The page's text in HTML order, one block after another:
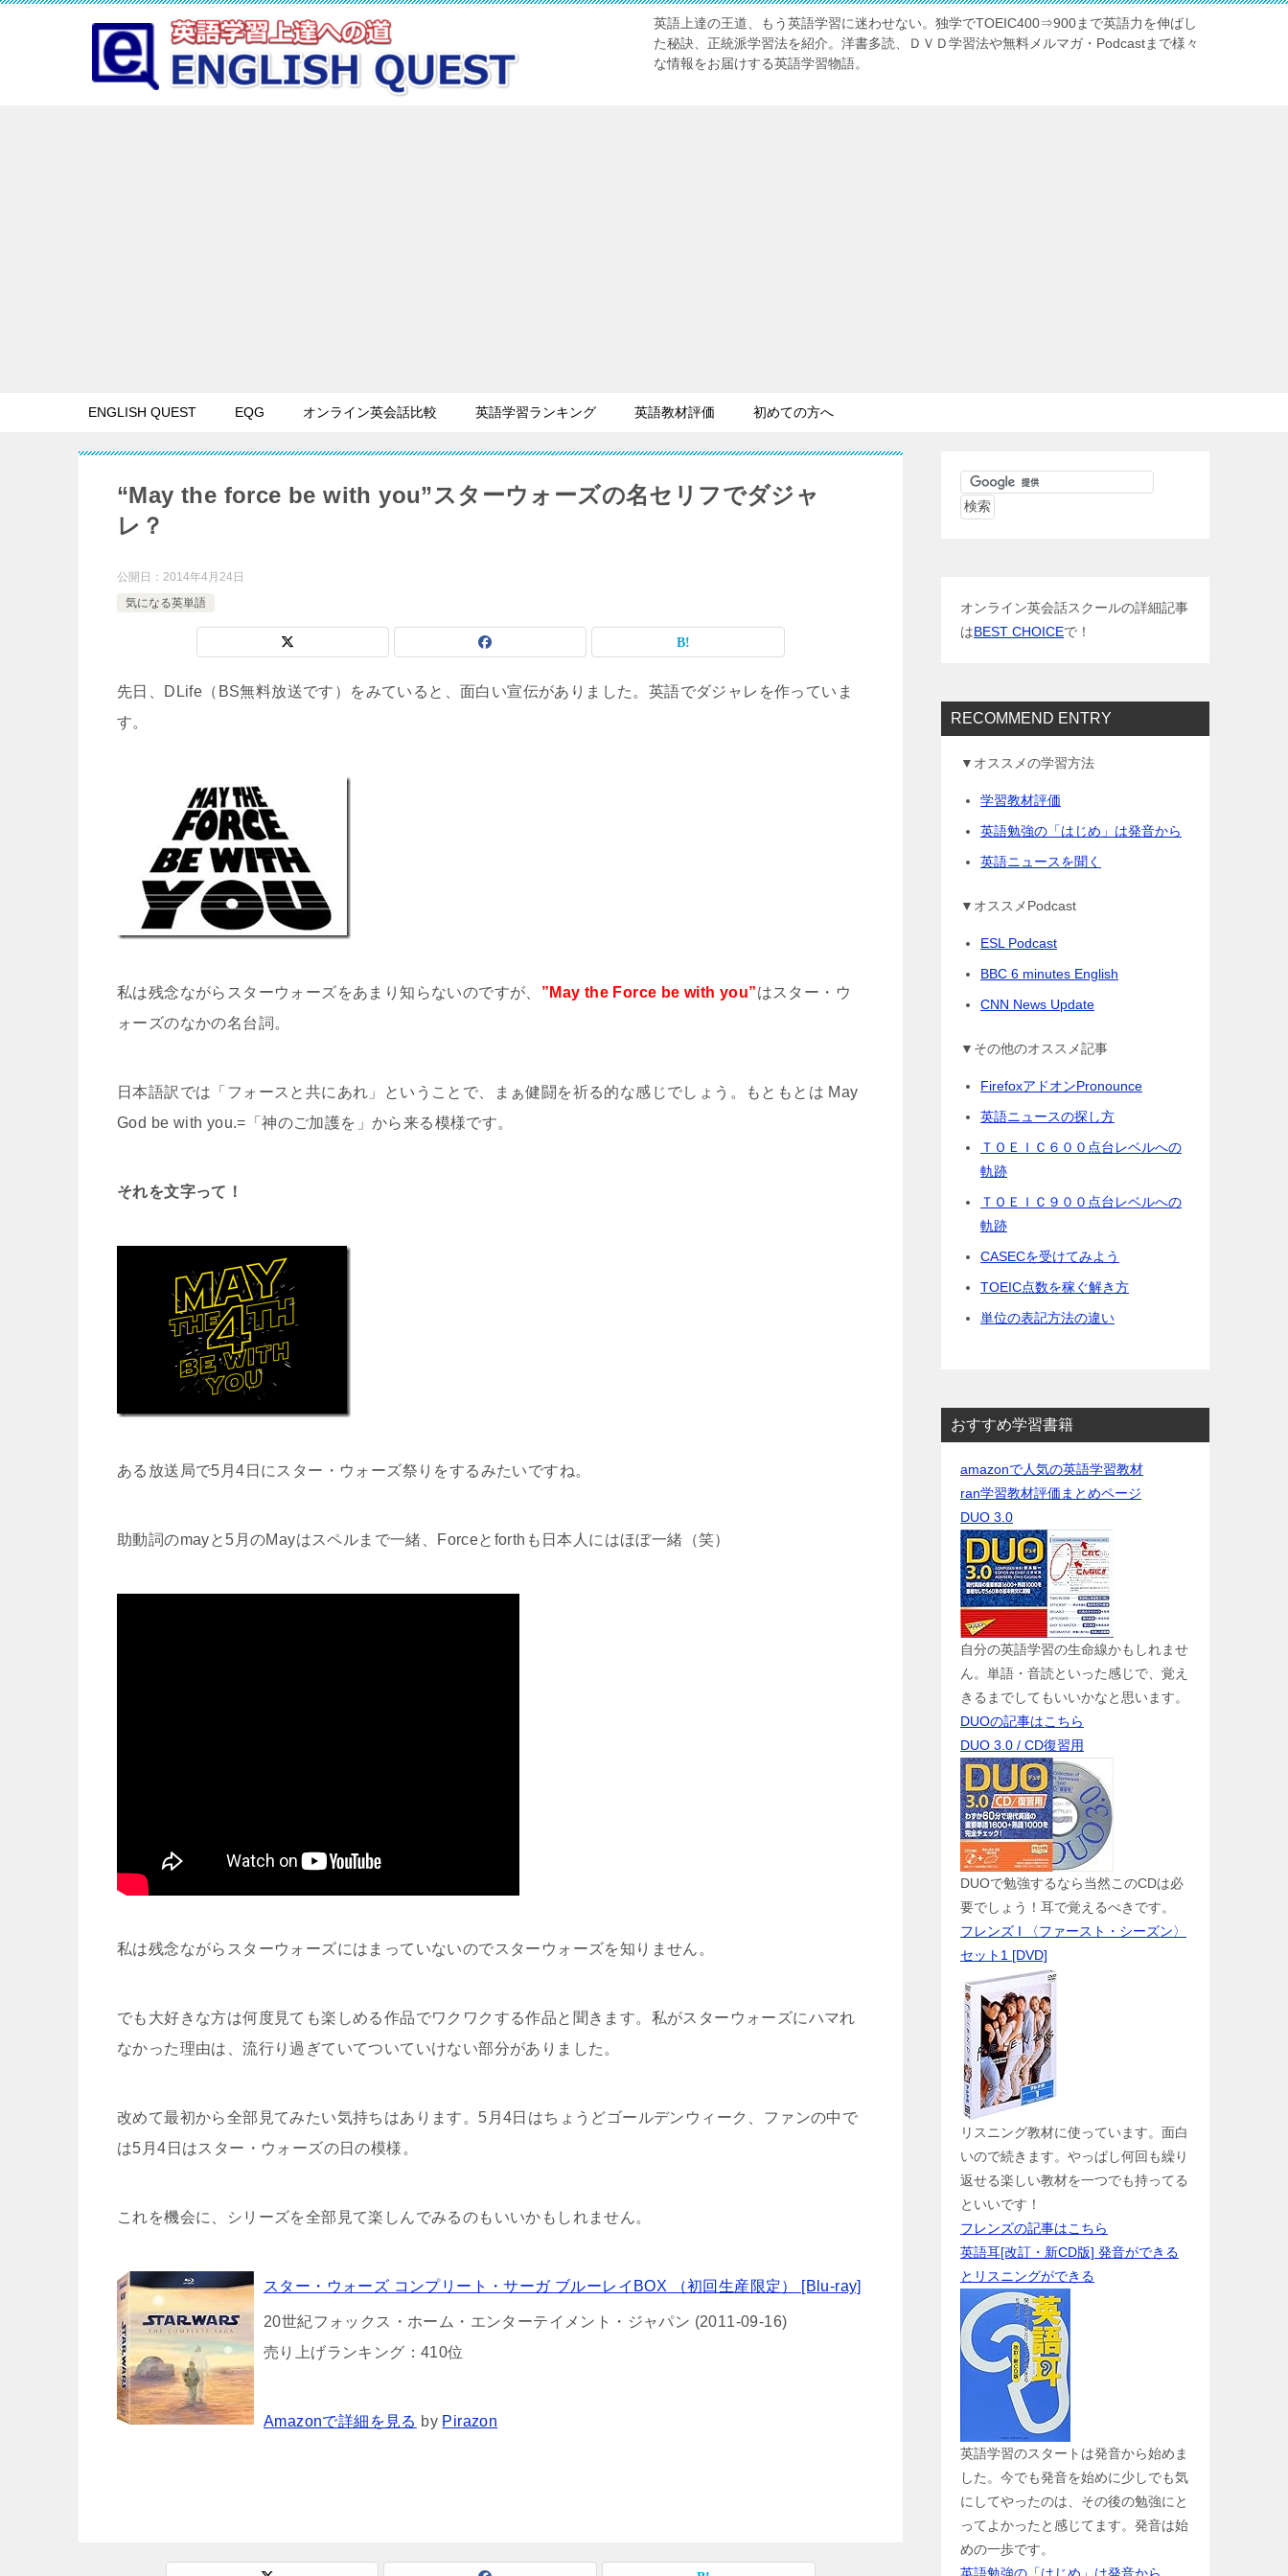
英語上達の王道、もう英語学習に迷わせない。独学でTOEIC400⇒900まで英語力を伸ばし
た秘訣、正統派学習法を紹介。洋書多読、ＤＶＤ学習法や無料メルマガ・Podcastまで様々
な情報をお届けする英語学習物語。
ENGLISH QUEST EQG オンライン英会話比較 英語学習ランキング 英語教材評価 初めての方へ
“May the force be with you”スターウォーズの名セリフでダジャ
レ？
公開日： 2014年4月24日
気になる英単語
先日、DLife（BS無料放送です）をみていると、面白い宣伝がありました。英語でダジャレを作っていま
す。
私は残念ながらスターウォーズをあまり知らないのですが、 ”May the Force be with you”はスター・ウ
ォーズのなかの名台詞。
日本語訳では「フォースと共にあれ」ということで、まぁ健闘を祈る的な感じでしょう。もともとは May
God be with you.=「神のご加護を」から来る模様です。
それを文字って！
ある放送局で5月4日にスター・ウォーズ祭りをするみたいですね。
助動詞のmayと5月のMayはスペルまで一緒、Forceとforthも日本人にはほぼ一緒（笑）
私は残念ながらスターウォーズにはまっていないのでスターウォーズを知りません。
でも大好きな方は何度見ても楽しめる作品でワクワクする作品と聞きます。私がスターウォーズにハマれ
なかった理由は、流行り過ぎていてついていけない部分がありました。
改めて最初から全部見てみたい気持ちはあります。5月4日はちょうどゴールデンウィーク、ファンの中で
は5月4日はスター・ウォーズの日の模様。
これを機会に、シリーズを全部見て楽しんでみるのもいいかもしれません。
スター・ウォーズ コンプリート・サーガ ブルーレイBOX （初回生産限定） [Blu-ray]
20世紀フォックス・ホーム・エンターテイメント・ジャパン (2011-09-16)
売り上げランキング：410位
Amazonで詳細を見る by Pirazon
オンライン英会話スクールの詳細記事
はBEST CHOICEで！
RECOMMEND ENTRY
▼オススメの学習方法
学習教材評価
英語勉強の「はじめ」は発音から
英語ニュースを聞く
▼オススメPodcast
ESL Podcast
BBC 6 minutes English
CNN News Update
▼その他のオススメ記事
FirefoxアドオンPronounce
英語ニュースの探し方
ＴＯＥＩＣ６００点台レベルへの
軌跡
ＴＯＥＩＣ９００点台レベルへの
軌跡
CASECを受けてみよう
TOEIC点数を稼ぐ解き方
単位の表記方法の違い
おすすめ学習書籍
amazonで人気の英語学習教材
ran学習教材評価まとめページ
DUO 3.0
自分の英語学習の生命線かもしれませ
ん。単語・音読といった感じで、覚え
きるまでしてもいいかなと思います。
DUOの記事はこちら
DUO 3.0 / CD復習用
DUOで勉強するなら当然このCDは必
要でしょう！耳で覚えるべきです。
フレンズ I 〈ファースト・シーズン〉
セット1 [DVD]
リスニング教材に使っています。面白
いので続きます。やっぱし何回も繰り
返せる楽しい教材を一つでも持ってる
といいです！
フレンズの記事はこちら
英語耳[改訂・新CD版] 発音ができる
とリスニングができる
英語学習のスタートは発音から始めま
した。今でも発音を始めに少しでも気
にしてやったのは、その後の勉強にと
ってよかったと感じてます。発音は始
めの一歩です。
英語勉強の「はじめ」は発音から